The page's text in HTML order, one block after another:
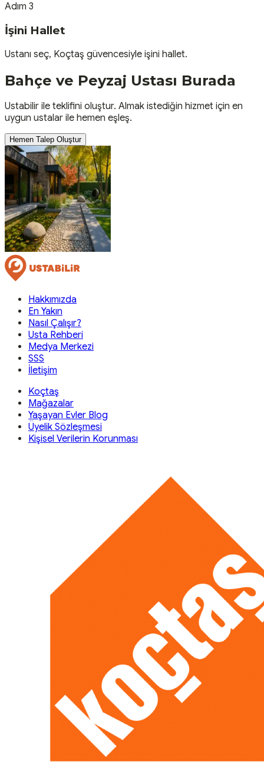
Adım 3
İşini Hallet
Ustanı seç, Koçtaş güvencesiyle işini hallet.
Bahçe ve Peyzaj Ustası Burada
Ustabilir ile teklifini oluştur. Almak istediğin hizmet için en
uygun ustalar ile hemen eşleş.
Hemen Talep Oluştur
Hakkımızda
En Yakın
Nasıl Çalışır?
Usta Rehberi
Medya Merkezi
SSS
İletişim
Koçtaş
Mağazalar
Yaşayan Evler Blog
Üyelik Sözleşmesi
Kişisel Verilerin Korunması